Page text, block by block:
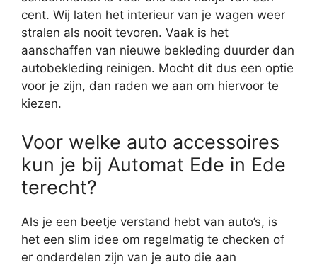
cent. Wij laten het interieur van je wagen weer
stralen als nooit tevoren. Vaak is het
aanschaffen van nieuwe bekleding duurder dan
autobekleding reinigen. Mocht dit dus een optie
voor je zijn, dan raden we aan om hiervoor te
kiezen.
Voor welke auto accessoires
kun je bij Automat Ede in Ede
terecht?
Als je een beetje verstand hebt van auto’s, is
het een slim idee om regelmatig te checken of
er onderdelen zijn van je auto die aan